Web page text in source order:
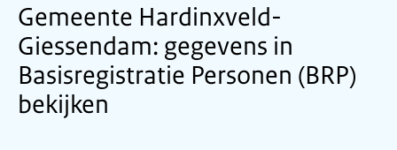
Gemeente Hardinxveld-
Giessendam: gegevens in
Basisregistratie Personen (BRP)
bekijken